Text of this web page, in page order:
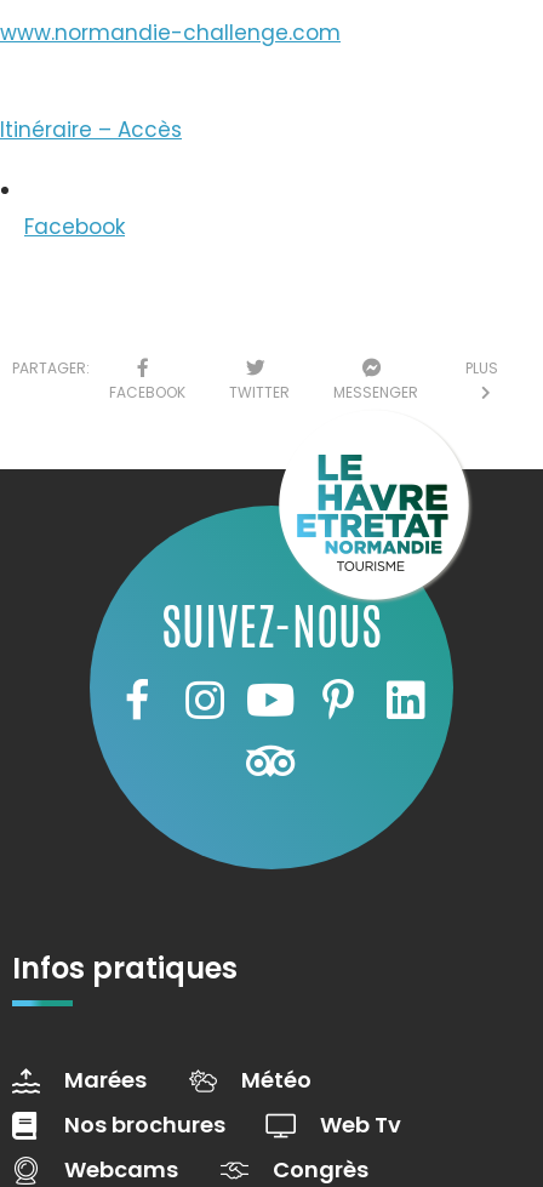
www.normandie-challenge.com
Itinéraire – Accès
Facebook
PARTAGER:
FACEBOOK
TWITTER MESSENGER
PLUS
SUIVEZ-NOUS
Infos pratiques
Marées
Météo
Nos brochures
Web Tv
Webcams
Congrès